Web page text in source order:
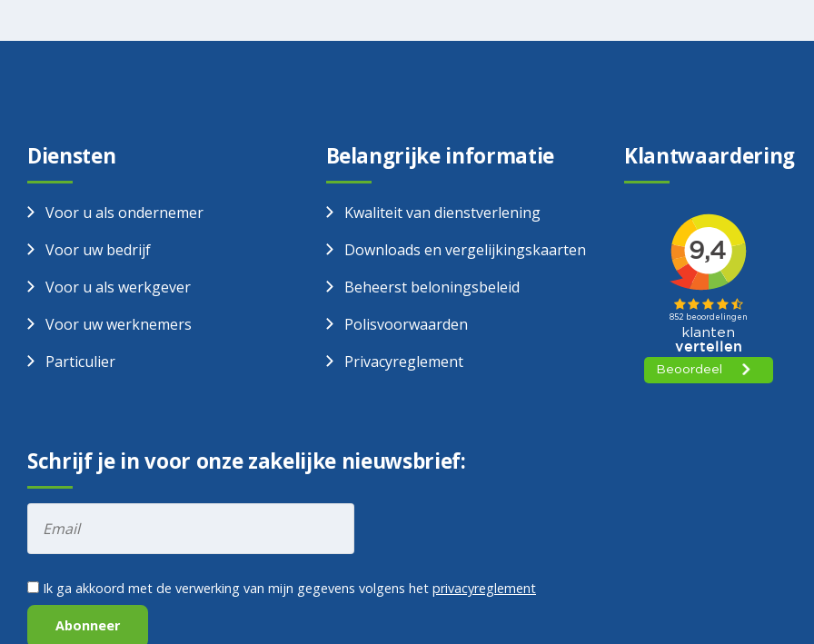
Diensten
Voor u als ondernemer
Voor uw bedrijf
Voor u als werkgever
Voor uw werknemers
Particulier
Belangrijke informatie
Kwaliteit van dienstverlening
Downloads en vergelijkingskaarten
Beheerst beloningsbeleid
Polisvoorwaarden
Privacyreglement
Klantwaardering
Schrijf je in voor onze zakelijke nieuwsbrief:
Ik ga akkoord met de verwerking van mijn gegevens volgens het privacyreglement